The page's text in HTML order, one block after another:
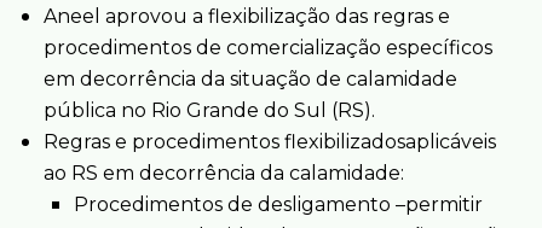
Aneel aprovou a flexibilização das regras e
procedimentos de comercialização específicos
em decorrência da situação de calamidade
pública no Rio Grande do Sul (RS).
Regras e procedimentos flexibilizadosaplicáveis
ao RS em decorrência da calamidade:
Procedimentos de desligamento –permitir